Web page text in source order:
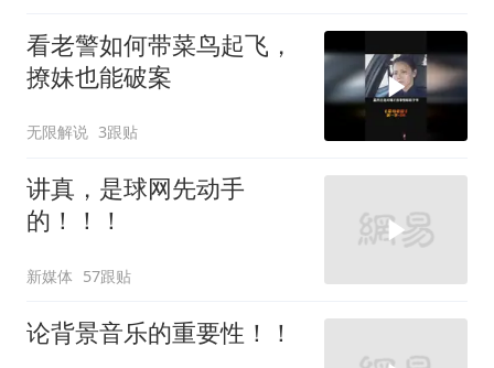
看老警如何带菜鸟起飞，
撩妹也能破案
无限解说 3跟贴
讲真，是球网先动手
的！！！
新媒体 57跟贴
论背景音乐的重要性！！